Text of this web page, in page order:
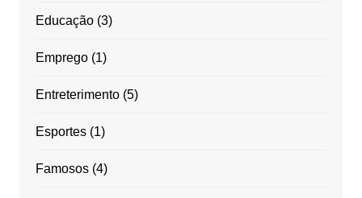
Educação(3)
Emprego(1)
Entreterimento(5)
Esportes(1)
Famosos(4)